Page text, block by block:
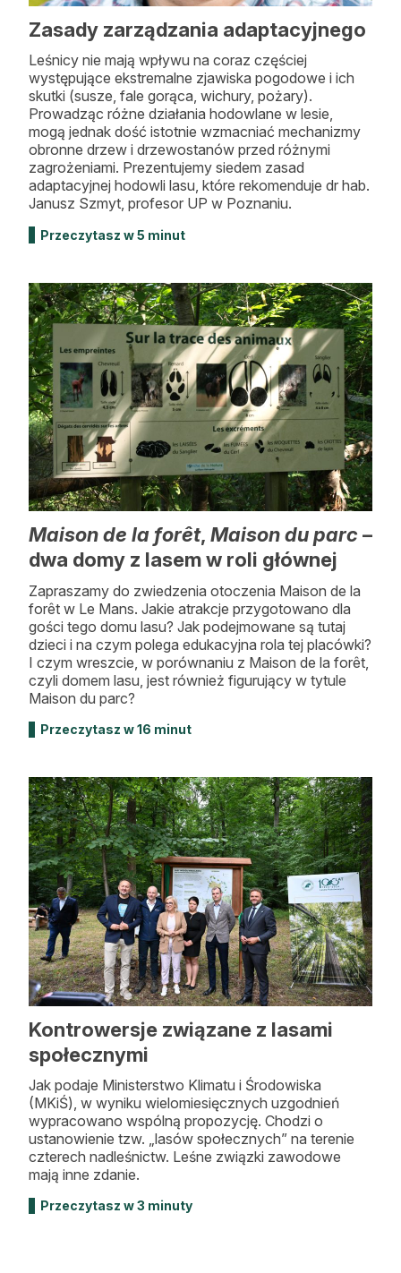
Zasady zarządzania adaptacyjnego
Leśnicy nie mają wpływu na coraz częściej
występujące ekstremalne zjawiska pogodowe i ich
skutki (susze, fale gorąca, wichury, pożary).
Prowadząc różne działania hodowlane w lesie,
mogą jednak dość istotnie wzmacniać mechanizmy
obronne drzew i drzewostanów przed różnymi
zagrożeniami. Prezentujemy siedem zasad
adaptacyjnej hodowli lasu, które rekomenduje dr hab.
Janusz Szmyt, profesor UP w Poznaniu.
Przeczytasz w 5 minut
Maison de la forêt, Maison du parc–
dwa domy z lasem w roli głównej
Zapraszamy do zwiedzenia otoczenia Maison de la
forêt w Le Mans. Jakie atrakcje przygotowano dla
gości tego domu lasu? Jak podejmowane są tutaj
dzieci i na czym polega edukacyjna rola tej placówki?
I czym wreszcie, w porównaniu z Maison de la forêt,
czyli domem lasu, jest również figurujący w tytule
Maison du parc?
Przeczytasz w 16 minut
Kontrowersje związane z lasami
społecznymi
Jak podaje Ministerstwo Klimatu i Środowiska
(MKiŚ), w wyniku wielomiesięcznych uzgodnień
wypracowano wspólną propozycję. Chodzi o
ustanowienie tzw. „lasów społecznych” na terenie
czterech nadleśnictw. Leśne związki zawodowe
mają inne zdanie.
Przeczytasz w 3 minuty